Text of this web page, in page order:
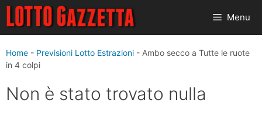
Vai
contenuto
Menu
Home - Previsioni Lotto Estrazioni - Ambo secco a Tutte le ruote
in 4 colpi
Non è stato trovato nulla